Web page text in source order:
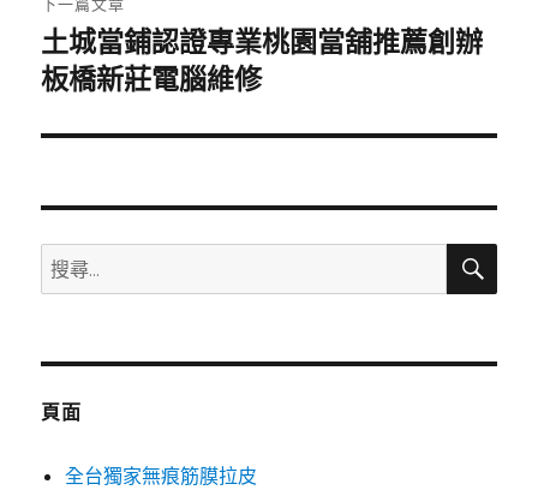
下
一
文
土城當鋪認證專業桃園當舖推薦創辦
板橋新莊電腦維修
搜
尋
鍵
搜
頁面
全台獨家無痕筋膜拉皮